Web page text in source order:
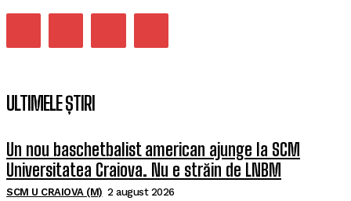
ULTIMELE ȘTIRI
Un nou baschetbalist american ajunge la SCM
Universitatea Craiova. Nu e străin de LNBM
SCM U CRAIOVA (M) 2 august 2026